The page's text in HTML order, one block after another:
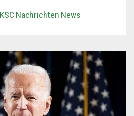
Nachrichten News